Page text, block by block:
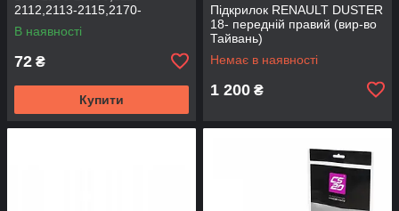
2112,2113-2115,2170-
2172,2190, 1117-1119 (к-т
2шт) (вир-во BEG-LINE)
В наявності
72 ₴
Купити
Підкрилок RENAULT DUSTER
18- передній правий (вир-во
Тайвань)
Немає в наявності
1 200 ₴